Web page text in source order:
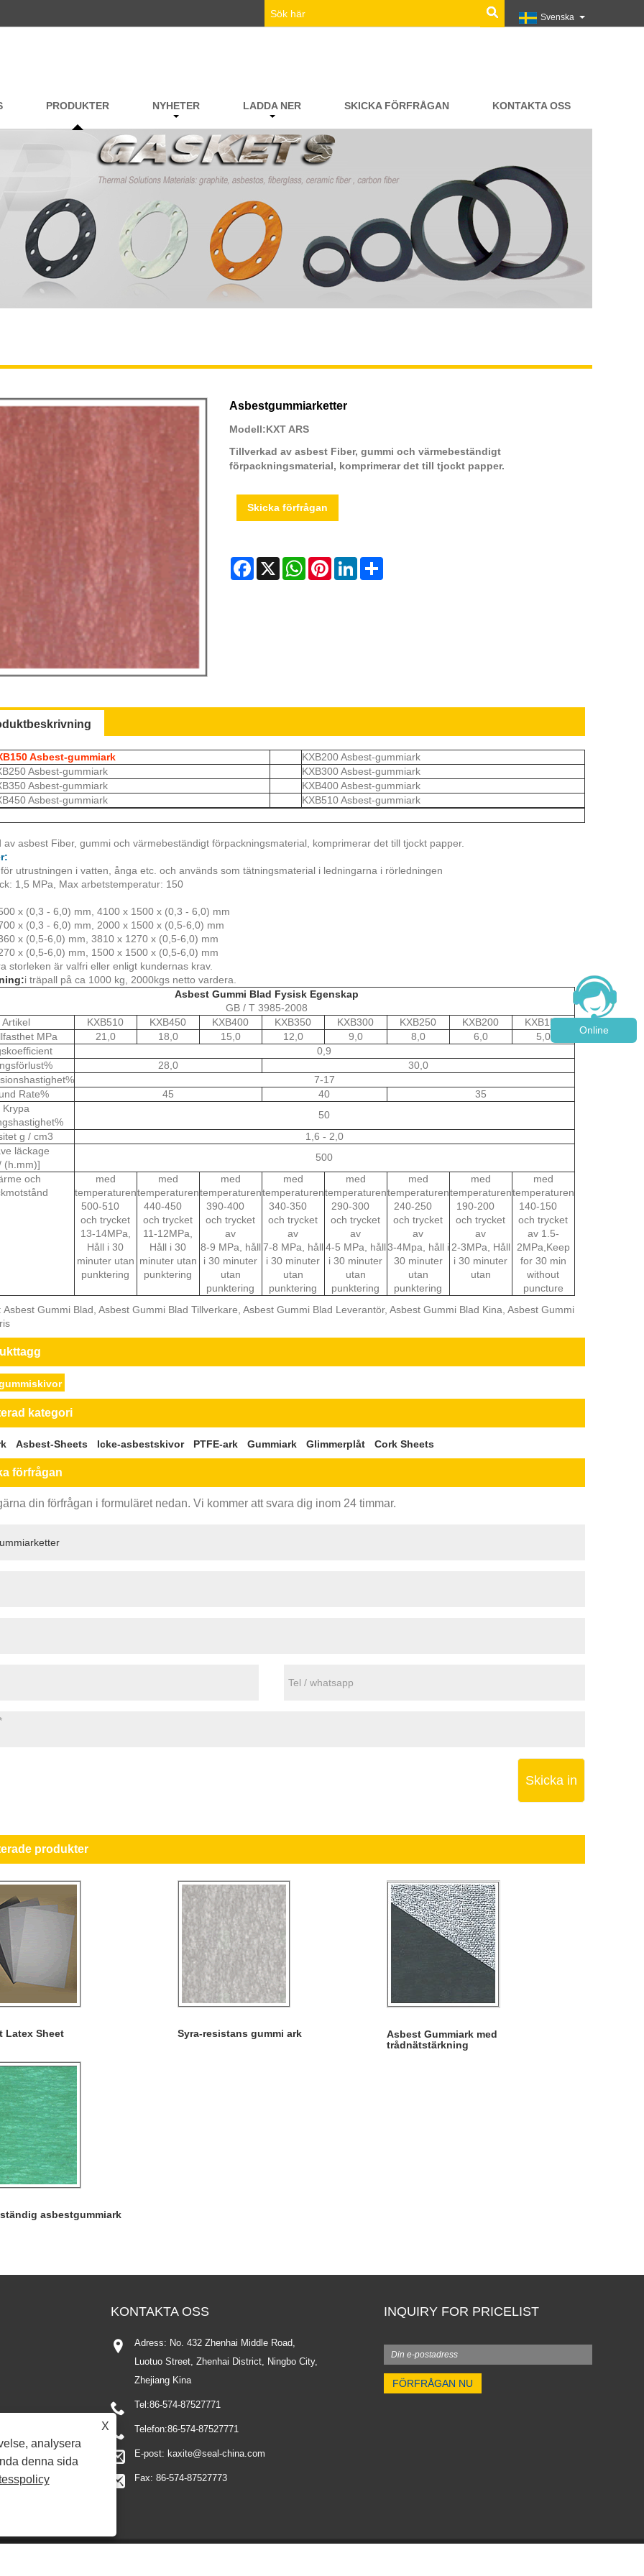
Svenska
PRODUKTER NYHETER LADDA NER SKICKA FÖRFRÅGAN KONTAKTA OSS
Asbestgummiarketter
Modell:KXT ARS
Tillverkad av asbest Fiber, gummi och värmebeständigt
förpackningsmaterial, komprimerar det till tjockt papper.
Skicka förfrågan
Facebook
X WhatsAppPinterestLinkedInShare
Asbest-gummiark
KXB200 Asbest-gummiark
Asbest-gummiark
KXB300 Asbest-gummiark
Asbest-gummiark
KXB400 Asbest-gummiark
Asbest-gummiark
KXB510 Asbest-gummiark
av asbest Fiber, gummi och värmebeständigt förpackningsmaterial, komprimerar det till tjockt papper.
utrustningen i vatten, ånga etc. och används som tätningsmaterial i ledningarna i rörledningen
1,5 MPa, Max arbetstemperatur: 150
x (0,3 - 6,0) mm, 4100 x 1500 x (0,3 - 6,0) mm
x (0,3 - 6,0) mm, 2000 x 1500 x (0,5-6,0) mm
x (0,5-6,0) mm, 3810 x 1270 x (0,5-6,0) mm
x (0,5-6,0) mm, 1500 x 1500 x (0,5-6,0) mm
storleken är valfri eller enligt kundernas krav.
i träpall på ca 1000 kg, 2000kgs netto vardera.
Asbest Gummi Blad Fysisk Egenskap
GB / T 3985-2008
Artikel
KXB510 KXB450 KXB400 KXB350 KXB300 KXB250 KXB200
KXB150
MPa
21,0 18,0 15,0 12,0 9,0 8,0 6,0
5,0
0,9
28,0
30,0
7-17
Rate%
45 40
35
Krypa
50
g / cm3
1,6 - 2,0
läckage
(h.mm)]
500
och
med
temperaturen
500-510
och trycket
13-14MPa,
Håll i 30
minuter utan
punktering
med
temperaturen
440-450
och trycket
11-12MPa,
Håll i 30
minuter utan
punktering
med
temperaturen
390-400
och trycket
av
8-9 MPa, håll
i 30 minuter
utan
punktering
med
temperaturen
340-350
och trycket
av
7-8 MPa, håll
i 30 minuter
utan
punktering
med
temperaturen
290-300
och trycket
av
4-5 MPa, håll
i 30 minuter
utan
punktering
med
temperaturen
240-250
och trycket
av
3-4Mpa, håll i
30 minuter
utan
punktering
med
temperaturen
190-200
och trycket
av
2-3MPa, Håll
i 30 minuter
utan
med
temperaturen
140-150
och trycket
av 1.5-
2MPa,Keep
for 30 min
without
puncture
Asbest Gummi Blad, Asbest Gummi Blad Tillverkare, Asbest Gummi Blad Leverantör, Asbest Gummi Blad Kina, Asbest Gummi
kategori
Asbest-Sheets Icke-asbestskivor PTFE-ark Gummiark Glimmerplåt Cork Sheets
förfrågan
din förfrågan i formuläret nedan. Vi kommer att svara dig inom 24 timmar.
Skicka in
produkter
Latex Sheet Syra-resistans gummi ark
Asbest Gummiark med
trådnätstärkning
asbestgummiark
INQUIRY FOR PRICELIST
KONTAKTA OSS
Adress: No. 432 Zhenhai Middle Road,
Luotuo Street, Zhenhai District, Ningbo City,
Zhejiang Kina
Tel:86-574-87527771
Telefon:86-574-87527771
E-post: kaxite@seal-china.com
Fax: 86-574-87527773
Online
X
analysera
denna sida